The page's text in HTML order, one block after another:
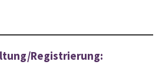
Registrierung: